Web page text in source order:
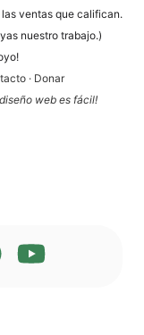
ven­tas que cali­fi­can.
nues­tro trabajo.)
· Donar
web es fácil!